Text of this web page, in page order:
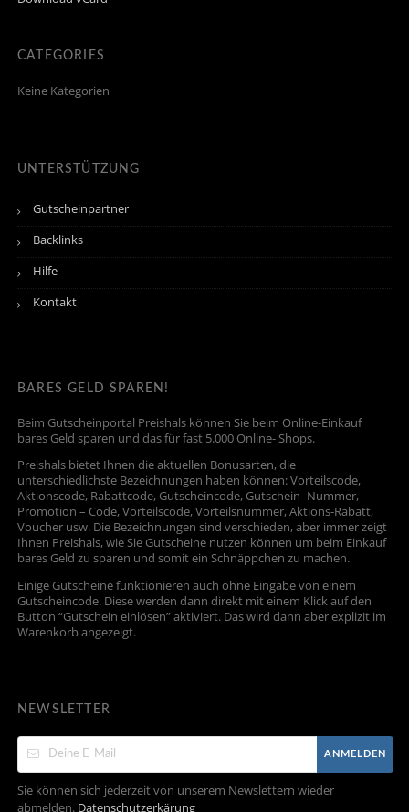
CATEGORIES
Keine Kategorien
UNTERSTÜTZUNG
Gutscheinpartner
Backlinks
Hilfe
Kontakt
BARES GELD SPAREN!
Beim Gutscheinportal Preishals können Sie beim Online-Einkauf
bares Geld sparen und das für fast 5.000 Online- Shops.
Preishals bietet Ihnen die aktuellen Bonusarten, die
unterschiedlichste Bezeichnungen haben können: Vorteilscode,
Aktionscode, Rabattcode, Gutscheincode, Gutschein- Nummer,
Promotion – Code, Vorteilscode, Vorteilsnummer, Aktions-Rabatt,
Voucher usw. Die Bezeichnungen sind verschieden, aber immer zeigt
Ihnen Preishals, wie Sie Gutscheine nutzen können um beim Einkauf
bares Geld zu sparen und somit ein Schnäppchen zu machen.
Einige Gutscheine funktionieren auch ohne Eingabe von einem
Gutscheincode. Diese werden dann direkt mit einem Klick auf den
Button “Gutschein einlösen” aktiviert. Das wird dann aber explizit im
Warenkorb angezeigt.
NEWSLETTER
ANMELDEN
Sie können sich jederzeit von unserem Newslettern wieder
abmelden. Datenschutzerkärung